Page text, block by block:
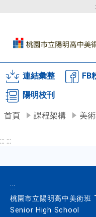
連結彙整
FB
陽明校刊
首頁 課程架構 美
::: :::
:::
桃園市立陽明高中美術
Senior High School